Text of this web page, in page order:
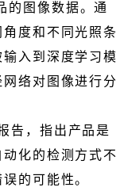
的图像数据。通
度和不同光照条
入到深度学习模
络对图像进行分
告，指出产品是
化的检测方式不
的可能性。